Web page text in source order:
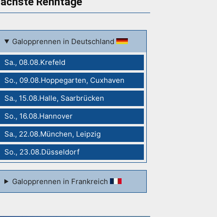
Galopprennen in Deutschland
Sa., 08.08.Krefeld
So., 09.08.Hoppegarten, Cuxhaven
Sa., 15.08.Halle, Saarbrücken
So., 16.08.Hannover
Sa., 22.08.München, Leipzig
So., 23.08.Düsseldorf
Galopprennen in Frankreich